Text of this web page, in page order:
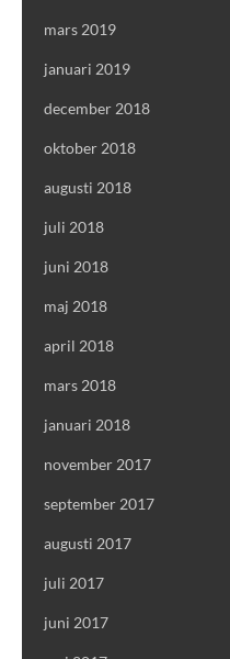
mars 2019
januari 2019
december 2018
oktober 2018
augusti 2018
juli 2018
juni 2018
maj 2018
april 2018
mars 2018
januari 2018
november 2017
september 2017
augusti 2017
juli 2017
juni 2017